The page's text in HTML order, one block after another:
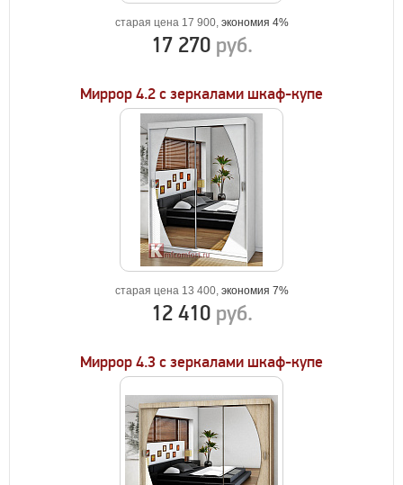
старая цена 17 900, экономия 4%
17 270 руб.
Миррор 4.2 с зеркалами шкаф-купе
старая цена 13 400, экономия 7%
12 410 руб.
Миррор 4.3 с зеркалами шкаф-купе